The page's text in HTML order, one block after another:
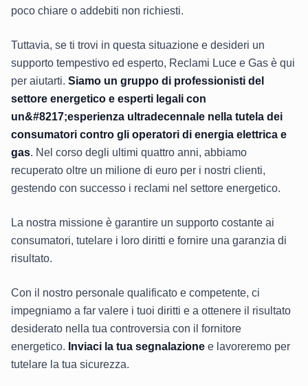
poco chiare o addebiti non richiesti.
Tuttavia, se ti trovi in questa situazione e desideri un
supporto tempestivo ed esperto, Reclami Luce e Gas è qui
per aiutarti. Siamo un gruppo di professionisti del
settore energetico e esperti legali con
un&#8217;esperienza ultradecennale nella tutela dei
consumatori contro gli operatori di energia elettrica e
gas. Nel corso degli ultimi quattro anni, abbiamo
recuperato oltre un milione di euro per i nostri clienti,
gestendo con successo i reclami nel settore energetico.
La nostra missione è garantire un supporto costante ai
consumatori, tutelare i loro diritti e fornire una garanzia di
risultato.
Con il nostro personale qualificato e competente, ci
impegniamo a far valere i tuoi diritti e a ottenere il risultato
desiderato nella tua controversia con il fornitore
energetico. Inviaci la tua segnalazione e lavoreremo per
tutelare la tua sicurezza.